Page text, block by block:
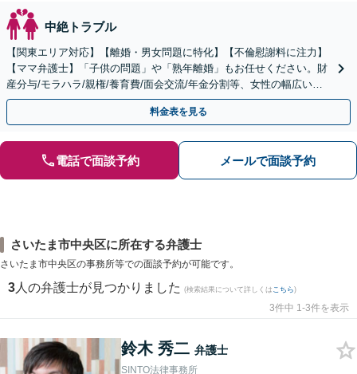
中絶トラブル
【関東エリア対応】【離婚・男女問題に特化】【不倫慰謝料に注力】
【ママ弁護士】「子供の問題」や「熟年離婚」もお任せください。財
産分与/モラハラ/親権/養育費/面会交流/年金分割等、女性の幅広い悩
みに対応。経験豊富な弁護士が解決に導きます。
料金表を見る
電話で面談予約 メールで面談予約
さいたま市中央区に所在する弁護士
さいたま市中央区の事務所等での面談予約が可能です。
3 人の弁護士が見つかりました (検索結果について詳しくは こちら)
3件中 1-3件を表示
鈴木 秀二 弁護士
SINTO法律事務所